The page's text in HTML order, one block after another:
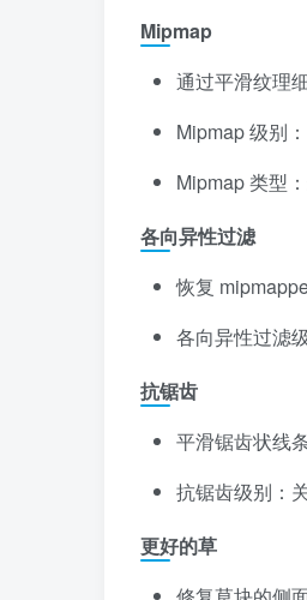
Mipmap
通过平滑纹理
Mipmap 级别
Mipmap 类型
各向异性过滤
恢复
各向异性过滤
抗锯齿
平滑锯齿状线
抗锯齿级别：
更好的草